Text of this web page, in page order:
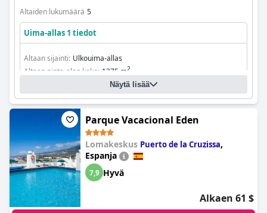
Altaiden lukumäärä 5
Uima-allas 1 tiedot
Altaan sijainti: Ulkouima-allas
Altaan pinta-alan koko: 1375 m2
Näytä lisää
Parque Vacacional Eden
Lomakeskus Puerto de la Cruzissa,
Espanja
7,9 Hyvä
Alkaen 61 $